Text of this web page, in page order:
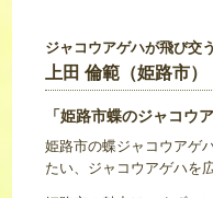
ジャコウアゲハが飛び交
上田 倫範（姫路市）
「姫路市蝶のジャコウ
姫路市の蝶ジャコウアゲ
たい、ジャコウアゲハを